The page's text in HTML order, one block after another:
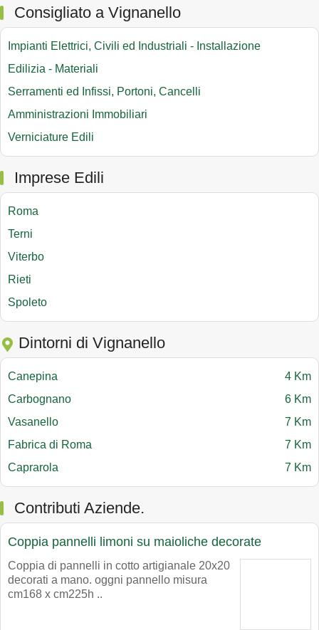
Consigliato a Vignanello
Impianti Elettrici, Civili ed Industriali - Installazione
Edilizia - Materiali
Serramenti ed Infissi, Portoni, Cancelli
Amministrazioni Immobiliari
Verniciature Edili
Imprese Edili
Roma
Terni
Viterbo
Rieti
Spoleto
Dintorni di Vignanello
Canepina
4 Km
Carbognano
6 Km
Vasanello
7 Km
Fabrica di Roma
7 Km
Caprarola
7 Km
Contributi Aziende.
Coppia pannelli limoni su maioliche decorate
Coppia di pannelli in cotto artigianale 20x20
decorati a mano. oggni pannello misura
cm168 x cm225h ..